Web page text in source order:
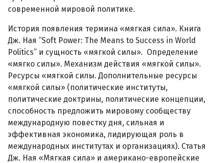
современной мировой политике.
История появления термина «мягкая сила». Книга
Дж. Ная “Soft Power: The Means to Success in World
Politics” и сущность «мягкой силы». Определение
«мягко силы». Механизм действия «мягкой силы».
Ресурсы «мягкой силы. Дополнительные ресурсы
«мягкой силы» (политические институты,
политические доктрины, политические концепции,
способность предложить мировому сообществу
международную повестку дня, сильная и
эффективная экономика, лидирующая роль в
международных институтах и организациях). Статья
Дж. Ная «Мягкая сила» и американо-европейские